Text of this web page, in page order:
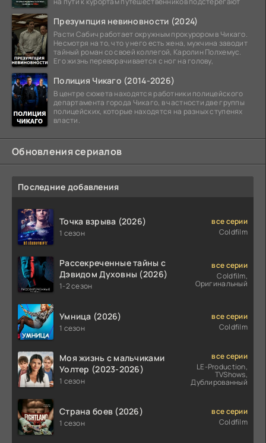
Презумпция невиновности (2024)
Расти Сабич работает окружным прокурором в Чикаго.
Несмотря на то, что у него есть жена, мужчина заводит
тайный роман со своей коллегой, Каролин Полхемус.
Его жизнь переворачивается с ног на голову,
Полиция Чикаго (2014-2026)
В центре сюжета находятся работники полицейского
департамента города Чикаго, в частности две группы
полицейских, которые находятся на разных ступенях
власти.
Обновления сериалов
Последние добавления
Точка взрыва (2026)
1 сезон
все серии
Coldfilm
Рассекреченные тайны с
Дэвидом Духовны (2026)
1-2 сезон
все серии
Coldfilm,
Оригинальный
Умница (2026)
1 сезон
все серии
Coldfilm
Моя жизнь с мальчиками
Уолтер (2023-2026)
1 сезон
все серии
LE-Production,
TVShows,
Дублированный
Страна боев (2026)
1 сезон
все серии
Coldfilm